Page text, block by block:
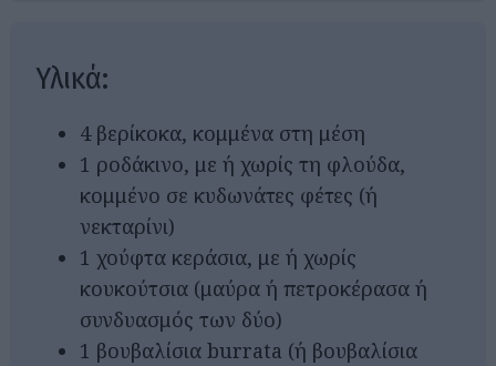
Υλικά:
4 βερίκοκα, κομμένα στη μέση
1 ροδάκινο, με ή χωρίς τη φλούδα,
κομμένο σε κυδωνάτες φέτες (ή
νεκταρίνι)
1 χούφτα κεράσια, με ή χωρίς
κουκούτσια (μαύρα ή πετροκέρασα ή
συνδυασμός των δύο)
1 βουβαλίσια burrata (ή βουβαλίσια